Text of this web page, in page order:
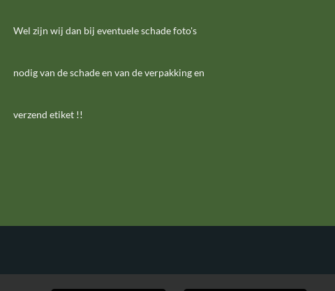
Wel zijn wij dan bij eventuele schade foto's
nodig van de schade en van de verpakking en
verzend etiket !!